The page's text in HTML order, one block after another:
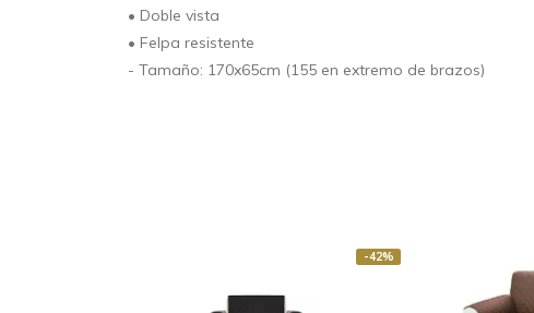
• Doble vista
• Felpa resistente
- Tamaño: 170x65cm (155 en extremo de brazos)
-42%